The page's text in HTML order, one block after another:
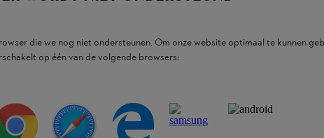
die we nog niet ondersteunen. Om onze website optimaal te kunnen
op één van de volgende browsers: